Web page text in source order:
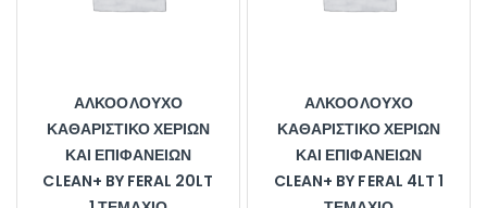
ΑΛΚΟΟΛΟΎΧΟ
ΚΑΘΑΡΙΣΤΙΚΌ ΧΕΡΙΏΝ
ΚΑΙ ΕΠΙΦΑΝΕΙΏΝ
CLEAN+ BY FERAL 20LT
ΑΛΚΟΟΛΟΎΧΟ
ΚΑΘΑΡΙΣΤΙΚΌ ΧΕΡΙΏΝ
ΚΑΙ ΕΠΙΦΑΝΕΙΏΝ
CLEAN+ BY FERAL 4LT 1